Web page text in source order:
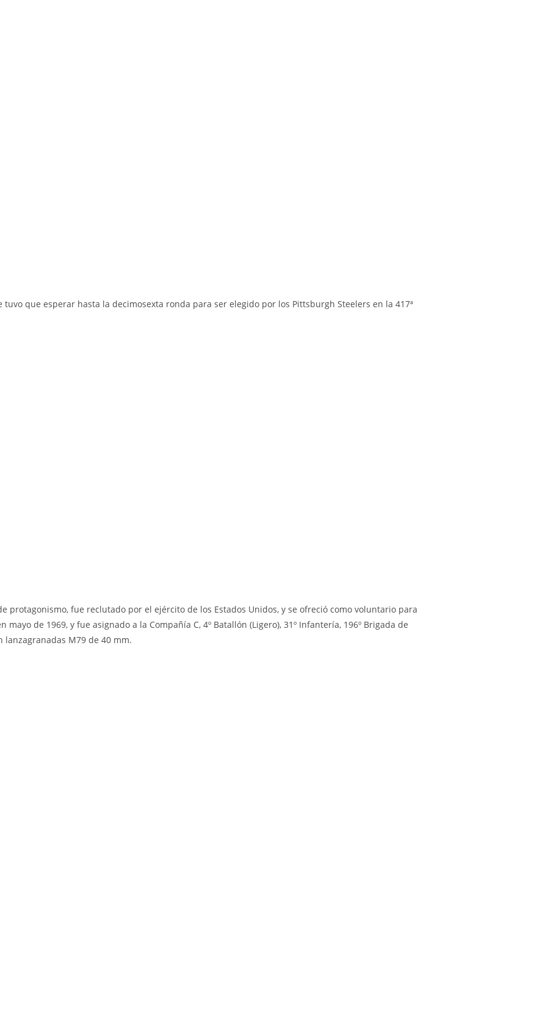
que esperar hasta la decimosexta ronda para ser elegido por los Pittsburgh Steelers en la 417ª
protagonismo, fue reclutado por el ejército de los Estados Unidos, y se ofreció como voluntario para
de 1969, y fue asignado a la Compañía C, 4º Batallón (Ligero), 31º Infantería, 196º Brigada de
lanzagranadas M79 de 40 mm.